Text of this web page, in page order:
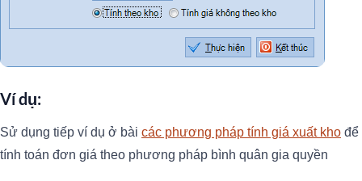
Ví dụ:
Sử dụng tiếp ví dụ ở bài các phương pháp tính giá xuất kho để
tính toán đơn giá theo phương pháp bình quân gia quyền